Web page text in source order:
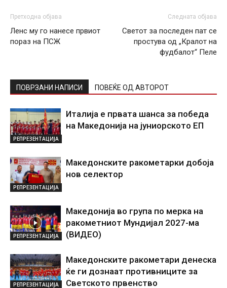
Претходна објава
Ленс му го нанесе првиот
пораз на ПСЖ
Следната објава
Светот за последен пат се
простува од „Кралот на
фудбалот“ Пеле
ПОВРЗАНИ НАПИСИ ПОВЕЌЕ ОД АВТОРОТ
РЕПРЕЗЕНТАЦИЈА
Италија е првата шанса за победа
на Македонија на јуниорското ЕП
РЕПРЕЗЕНТАЦИЈА
Македонските ракометарки добоја
нов селектор
РЕПРЕЗЕНТАЦИЈА
Македонија во група по мерка на
ракометниот Мундијал 2027-ма
(ВИДЕО)
РЕПРЕЗЕНТАЦИЈА
Македонските ракометари денеска
ќе ги дознаат противниците за
Светското првенство